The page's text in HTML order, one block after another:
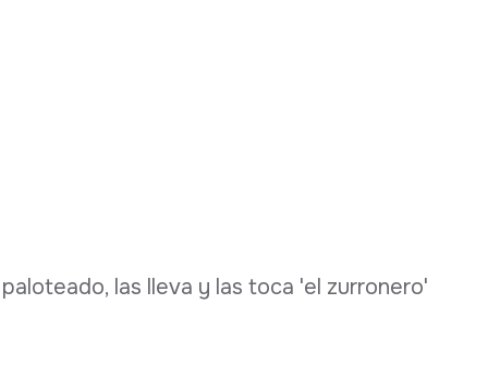
las lleva y las toca 'el zurronero'